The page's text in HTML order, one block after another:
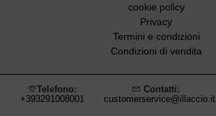
cookie policy
Privacy
Termini e condizioni
Condizioni di vendita
Telefono:
+393291008001
Contatti:
customerservice@illaccio.it